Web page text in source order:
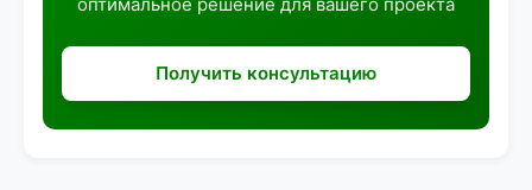
Получить консультацию